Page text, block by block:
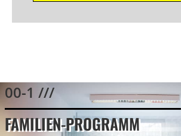
00-1 ///
FAMILIEN-PROGRAMM